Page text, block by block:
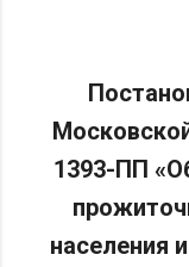
1393-ПП
населения